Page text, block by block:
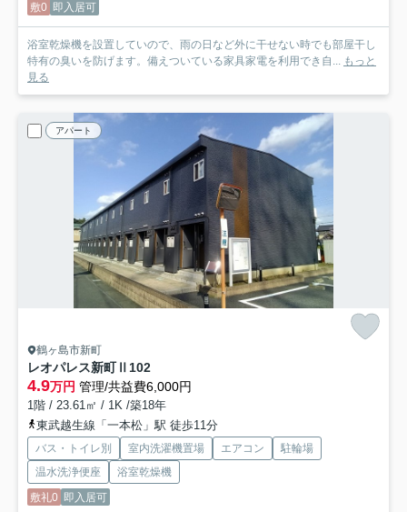
敷0 即入居可
浴室乾燥機を設置していので、雨の日など外に干せない時でも部屋干し
特有の臭いを防げます。備えついている家具家電を利用でき自... もっと
見る
アパート
鶴ヶ島市新町
レオパレス新町Ⅱ 102
4.9万円 管理/共益費6,000円
1階 / 23.61㎡ / 1K /築18年
東武越生線「一本松」駅 徒歩11分
バス・トイレ別 室内洗濯機置場 エアコン
駐輪場
温水洗浄便座
浴室乾燥機
敷礼0 即入居可